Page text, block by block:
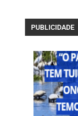
PUBLICIDADE